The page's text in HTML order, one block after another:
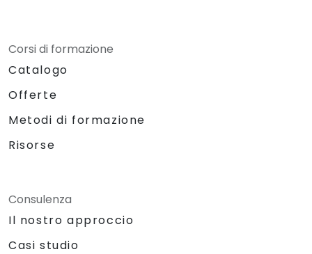
Corsi di formazione
Catalogo
Offerte
Metodi di formazione
Risorse
Consulenza
Il nostro approccio
Casi studio